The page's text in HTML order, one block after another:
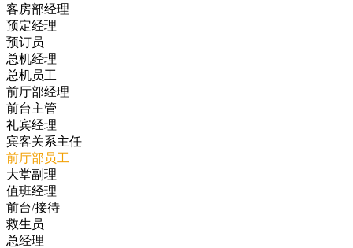
客房部经理
预定经理
预订员
总机经理
总机员工
前厅部经理
前台主管
礼宾经理
宾客关系主任
前厅部员工
大堂副理
值班经理
前台/接待
救生员
总经理